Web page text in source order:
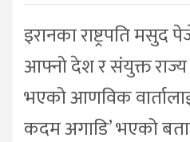
इरानका राष्ट्रपति
आफ्नो देश र संयुक्त
भएको आणविक
कदम अगाडि’ भएको